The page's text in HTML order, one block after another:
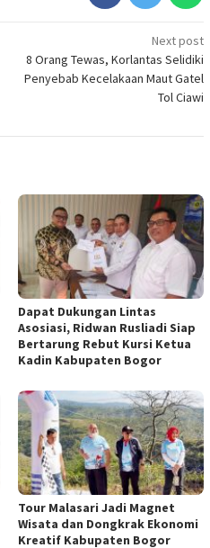
Next post
8 Orang Tewas, Korlantas Selidiki
Penyebab Kecelakaan Maut Gatel
Tol Ciawi
Dapat Dukungan Lintas
Asosiasi, Ridwan Rusliadi Siap
Bertarung Rebut Kursi Ketua
Kadin Kabupaten Bogor
Tour Malasari Jadi Magnet
Wisata dan Dongkrak Ekonomi
Kreatif Kabupaten Bogor